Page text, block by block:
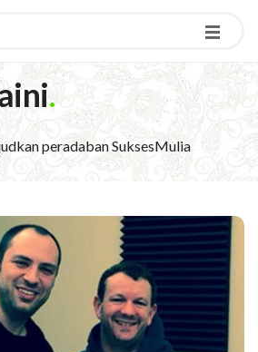
.
peradaban SuksesMulia